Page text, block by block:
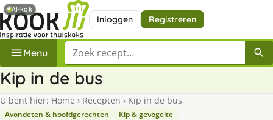
Inloggen Registreren
Menu Zoek een recept
Kip in de bus
U bent hier: Home › Recepten › Kip in de bus
Avondeten & hoofdgerechten
Kip & gevogelte
AI-kok